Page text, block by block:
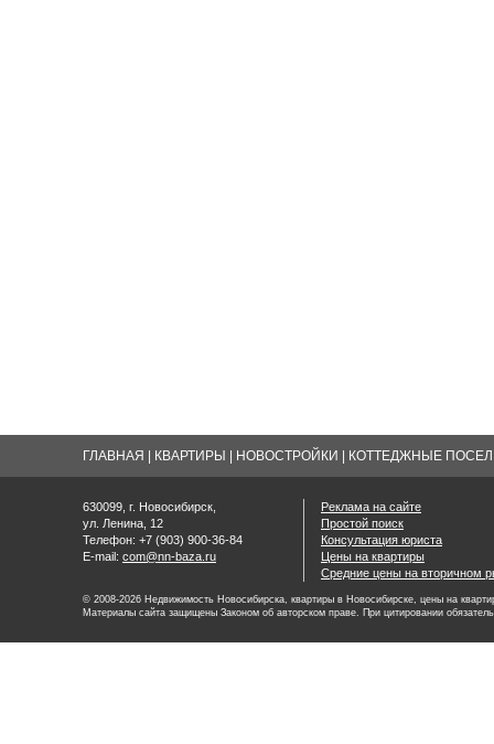
ГЛАВНАЯ КВАРТИРЫ НОВОСТРОЙКИ КОТТЕДЖНЫЕ
630099, г. Новосибирск,
ул. Ленина, 12
Телефон: +7 (903) 900-36-84
E-mail: com@nn-baza.ru
Реклама на сайте
Простой поиск
Консультация юриста
Цены на квартиры
Средние цены на вторичном
© 2008-2026 Недвижимость Новосибирска, квартиры в Новосибирске, цены на
Материалы сайта защищены Законом об авторском праве. При цитировании